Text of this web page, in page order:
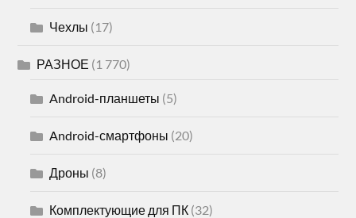
Чехлы (17)
РАЗНОЕ (1 770)
Android-планшеты (5)
Android-смартфоны (20)
Дроны (8)
Комплектующие для ПК (32)